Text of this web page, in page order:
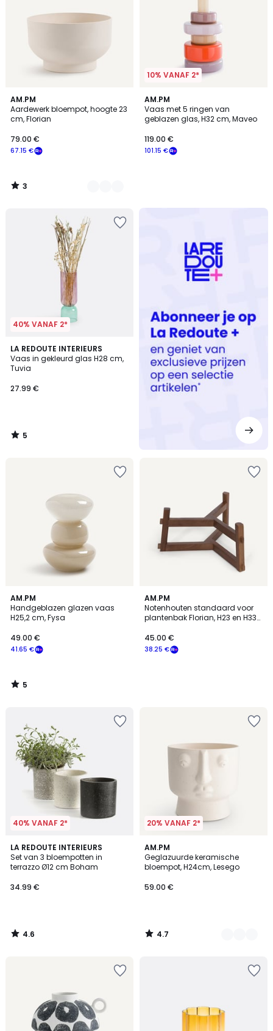
AM.PM
Aardewerk bloempot, hoogte 23
cm, Florian
67.15 €
79.00 €
3
/
5
4
Kleuren
3
/
10% VANAF 2*
AM.PM
Vaas met 5 ringen van
geblazen glas, H32 cm, Maveo
101.15 €
119.00 €
40% VANAF 2*
LA REDOUTE INTERIEURS
Vaas in gekleurd glas H28 cm,
Tuvia
27.99 €
5
/
5
5
/
AM.PM
Handgeblazen glazen vaas
H25,2 cm, Fysa
41.65 €
49.00 €
5
/
5
5
/
AM.PM
Notenhouten standaard voor
plantenbak Florian, H23 en H33
38.25 €
45.00 €
40% VANAF 2*
LA REDOUTE INTERIEURS
Set van 3 bloempotten in
terrazzo Ø12 cm Boham
34.99 €
4.6
/ 5
4.6
/
20% VANAF 2*
AM.PM
Geglazuurde keramische
bloempot, H24cm, Lesego
59.00 €
4.7
/ 5
4
Kleuren
4.7
/